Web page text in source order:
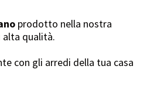
prodotto nella nostra
qualità.
con gli arredi della tua casa